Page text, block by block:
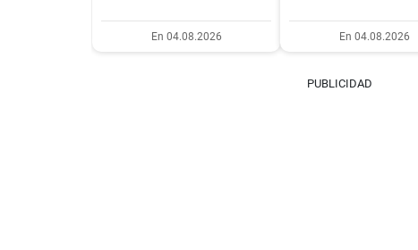
En 04.08.2026 En 04.08.2026
PUBLICIDAD